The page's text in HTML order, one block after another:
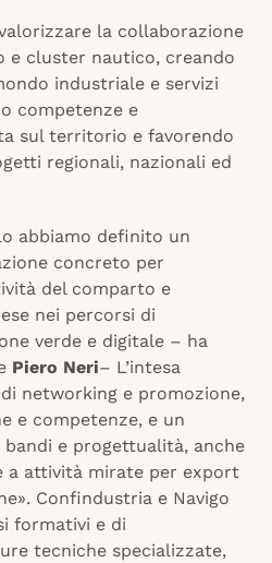
la collaborazione
e cluster nautico, creando
industriale e servizi
competenze e
sul territorio e favorendo
regionali, nazionali ed
abbiamo definito un
concreto per
del comparto e
nei percorsi di
verde e digitale – ha
Piero Neri– L’intesa
networking e promozione,
e competenze, e un
bandi e progettualità, anche
a attività mirate per export
Confindustria e Navigo
formativi e di
tecniche specializzate,